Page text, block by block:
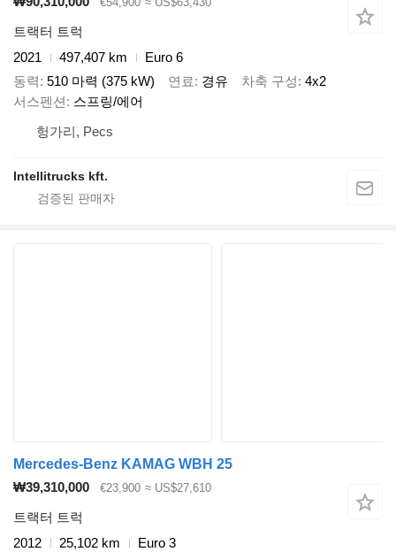
트랙터 트럭
2021
497,407 km
Euro 6
동력 510 마력 (375 kW) 연료 경유 차축 구성 4x2
서스펜션
스프링/에어
헝가리, Pecs
Intellitrucks kft.
Mercedes-Benz KAMAG WBH 25
₩39,310,000
€23,900 ≈ US$27,610
트랙터 트럭
2012
25,102 km
Euro 3